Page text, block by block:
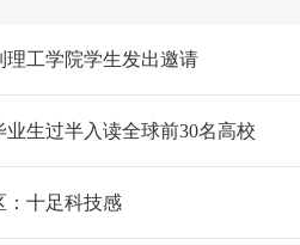
理工学院学生发出邀请
业生过半入读全球前30名高校
：十足科技感